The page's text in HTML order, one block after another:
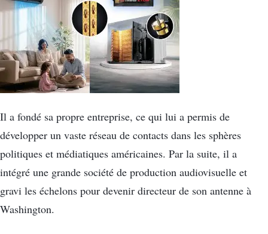
Il a fondé sa propre entreprise, ce qui lui a permis de
développer un vaste réseau de contacts dans les sphères
politiques et médiatiques américaines. Par la suite, il a
intégré une grande société de production audiovisuelle et
gravi les échelons pour devenir directeur de son antenne à
Washington.